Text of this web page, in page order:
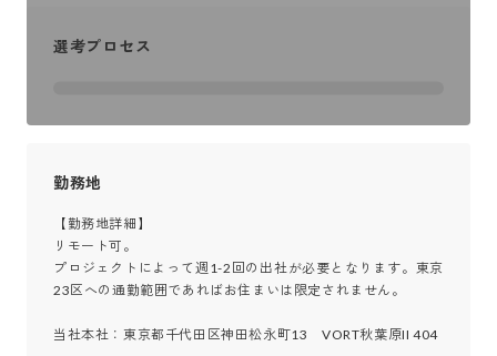
選考プロセス
勤務地
【勤務地詳細】
リモート可。
プロジェクトによって週1-2回の出社が必要となります。東京
23区への通勤範囲であればお住まいは限定されません。
当社本社：東京都千代田区神田松永町13　VORT秋葉原II 404